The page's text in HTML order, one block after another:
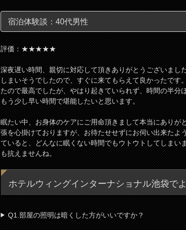
宿泊体験談：40代男性
評価：★★★★★
深夜遅い時間、親切に対応して頂きありがとうございまし
しまいそうでしたので、すぐに来てもらえて良かったです
たので最高でしたが、やはり起きていられず、時間の半分
もう少し早い時間で堪能したいと思います。
眠たい中、お身体のケアにご用命頂きまして本当にありが
張を心掛けておりますが、お待たせせずにお伺い出来たよ
ていると、どんなに眠くない時間でもウトウトしてしまい
も抗えませんね。
ホテルウィングインターナショナル池袋で
Q1.部屋の照明は暗くした方がいいですか？